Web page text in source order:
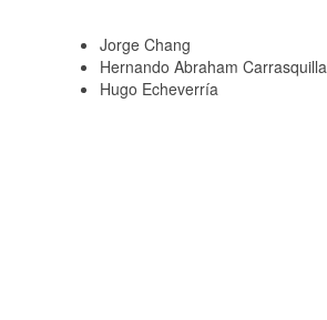
Jorge Chang
Hernando Abraham Carrasquilla
Hugo Echeverría